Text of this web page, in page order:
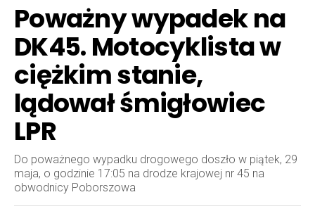
Poważny wypadek na
DK45. Motocyklista w
ciężkim stanie,
lądował śmigłowiec
LPR
Do poważnego wypadku drogowego doszło w piątek, 29
maja, o godzinie 17:05 na drodze krajowej nr 45 na
obwodnicy Poborszowa